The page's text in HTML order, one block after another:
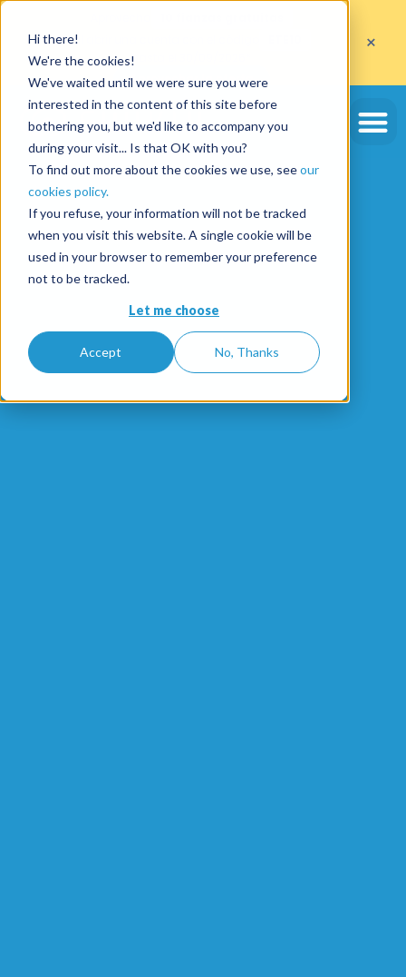
Hi there!
We're the cookies!
We've waited until we were sure you were
interested in the content of this site before
bothering you, but we'd like to accompany you
during your visit... Is that OK with you?
To find out more about the cookies we use, seeour
cookies policy.
If you refuse, your information will not be tracked
when you visit this website. A single cookie will be
used in your browser to remember your preference
not to be tracked.
Let me choose
Accept No, Thanks
al abrir una cuenta con el código
hasta el 30/09/2026*
Aprovechar la oferta
×